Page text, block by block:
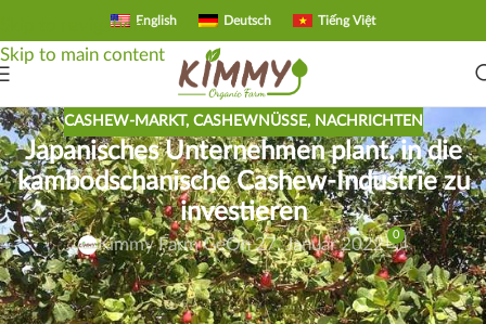
Skip to navigation
Skip to main content
English Deutsch Tiếng Việt
CASHEW-MARKT, CASHEWNÜSSE, NACHRICHTEN
Japanisches Unternehmen plant, in die
kambodschanische Cashew-Industrie zu
investieren
Kimmy Farm GeOn 27. Januar 2022
0
Anfang 2022traf sichLandwirtschaftsminister Veng Sakhon